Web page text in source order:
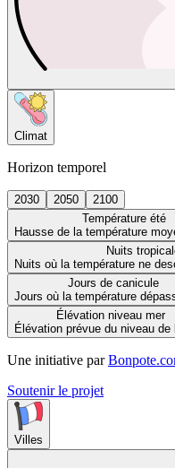
Climat
Horizon temporel
2030 2050
2100
Température été
Hausse de la température
Nuits
Nuits où la température ne
Jours de canicule
Jours où la température
Élévation niveau mer
Élévation prévue du niveau de
Une initiative par
Soutenir le projet
Villes